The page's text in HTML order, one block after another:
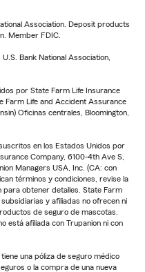
Association. Deposit products
Member FDIC.
Bank National Association,
por State Farm Life Insurance
Farm Life and Accident Assurance
Oficinas centrales, Bloomington,
en los Estados Unidos por
Company, 6100-4th Ave S,
Managers USA, Inc. (CA: con
términos y condiciones, revise la
para obtener detalles. State Farm
y afiliadas no ofrecen ni
de seguro de mascotas.
está afiliada con Trupanion ni con
una póliza de seguro médico
o la compra de una nueva